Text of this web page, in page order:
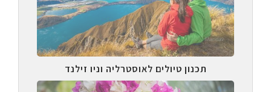
תכנון טיולים לאוסטרליה וניו זילנד